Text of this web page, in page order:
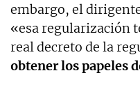
embargo, el
«esa regularización
real decreto de la
obtener los papeles